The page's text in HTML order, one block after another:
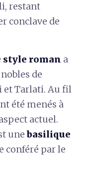
restant
conclave de
style roman a
de
et Tarlati. Au fil
été menés à
actuel.
unebasilique
conféré par le